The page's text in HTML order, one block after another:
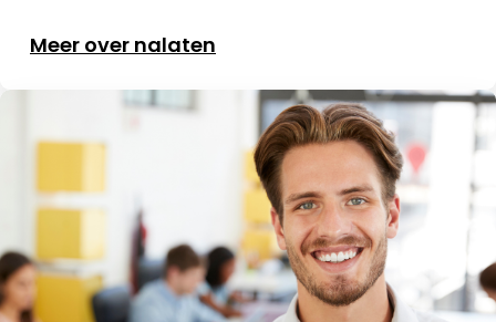
Meer over nalaten